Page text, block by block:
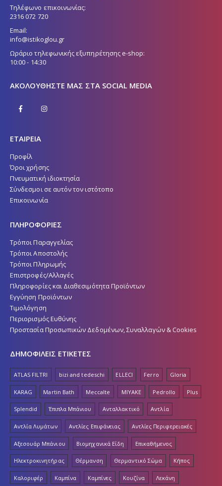
Τηλέφωνο επικοινωνίας:
2316 072 720
Email:
info@istikoglou.gr
Ωράριο τηλεφωνικής εξυπηρέτησης e-shop:
10:00 - 14:30
ΑΚΟΛΟΥΘΉΣΤΕ ΜΑΣ ΣΤΑ SOCIAL MEDIA
ΕΤΑΙΡΕΙΑ
Προφίλ
Όροι χρήσης
Πνευματική ιδιοκτησία
Σύνδεσμοι σε αυτόν τον ιστότοπο
Επικοινωνία
ΠΛΗΡΟΦΟΡΙΕΣ
Τρόποι Παραγγελίας
Τρόποι Αποστολής
Τρόποι Πληρωμής
Επιστροφές/Αλλαγές
Πληροφορίες και Διαθεσιμότητα Προϊόντων
Εγγύηση Προϊόντων
Τιμολόγηση
Περιορισμός Ευθύνης
Προστασία Προσωπικών Δεδομένων, Συναλλαγών & Cookies
ΔΗΜΟΦΙΛΕΙΣ ΕΤΙΚΕΤΕΣ
ATLAS FILTRI bizi and tedeschi ELLECI Ferro Gloria
KARAG Martin Bath Meccalte MIYAKE Pedrollo Plus
Splendid Έπιπλα Μπάνιου Ανταλλακτικό Αντλία
Αντλία Λυμάτων Αντλίες Επιφάνειας Αντλίες Περιφερειακές
Αξεσουάρ Μπάνιου Βιομηχανικά Είδη Επικαθήμενος
Ηλεκτροκινητήρας Θέρμανση Θερμαντικό Σώμα Κήπος
Καλοριφέρ Καμπίνα Καμπίνες Κουζίνα Λεκάνη